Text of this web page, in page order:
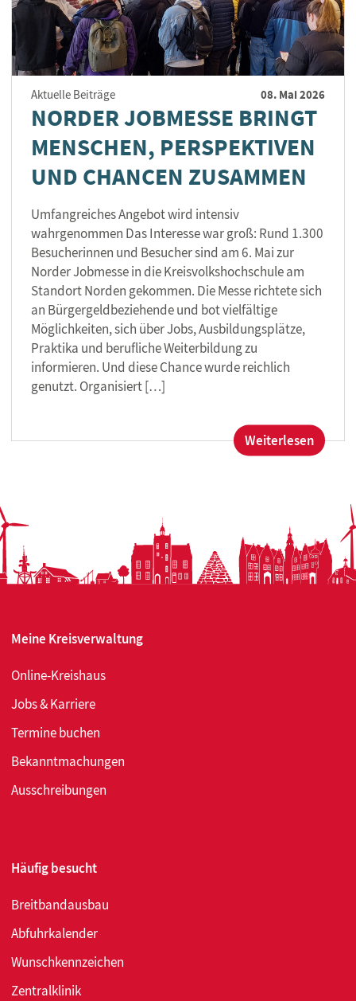
Aktuelle Beiträge 08. Mai 2026
NORDER JOBMESSE BRINGT
MENSCHEN, PERSPEKTIVEN
UND CHANCEN ZUSAMMEN
Umfangreiches Angebot wird intensiv
wahrgenommen Das Interesse war groß: Rund 1.300
Besucherinnen und Besucher sind am 6. Mai zur
Norder Jobmesse in die Kreisvolkshochschule am
Standort Norden gekommen. Die Messe richtete sich
an Bürgergeldbeziehende und bot vielfältige
Möglichkeiten, sich über Jobs, Ausbildungsplätze,
Praktika und berufliche Weiterbildung zu
informieren. Und diese Chance wurde reichlich
genutzt. Organisiert […]
Weiterlesen:
Norder
und
Meine Kreisverwaltung
Online-Kreishaus
Jobs & Karriere
Termine buchen
Bekanntmachungen
Ausschreibungen
Häufig besucht
Breitbandausbau
Abfuhrkalender
Wunschkennzeichen
Zentralklinik